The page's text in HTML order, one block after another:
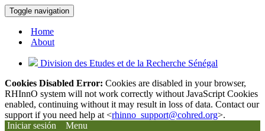
Toggle navigation
Home
About
Division des Etudes et de la Recherche Sénégal
Cookies Disabled Error: Cookies are disabled in your browser,
RHInnO system will not work correctly without JavaScript Cookies
enabled, continuing without it may result in loss of data. Contact our
support if you need help at <rhinno_support@cohred.org>.
Iniciar sesión
Menu